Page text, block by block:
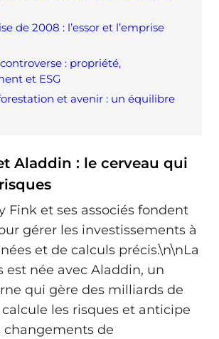
de 2008 : l’essor et l’emprise
: propriété,
et ESG
et avenir : un équilibre
Aladdin : le cerveau qui
Fink et ses associés fondent
gérer les investissements à
et de calculs précis.\n\nLa
est née avec Aladdin, un
qui gère des milliards de
les risques et anticipe
changements de